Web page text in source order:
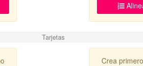
Tarjetas
Crea